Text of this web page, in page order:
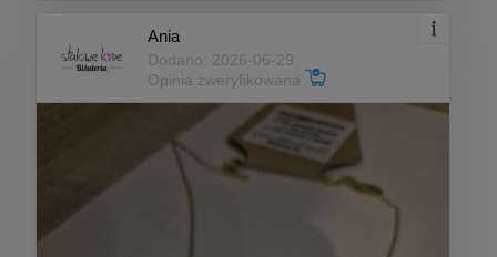
Ania
Dodano: 2026-06-29
Opinia zweryfikowana